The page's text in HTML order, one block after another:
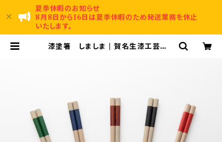
夏季休暇のお知らせ
8月8日から16日は夏季休暇のため発送業務を休止
いたします。
漆塗箸 しましま | 賀名生漆工芸～A